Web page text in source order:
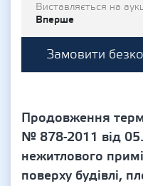
Виставляється на
Вперше
Замовити
Продовження
№ 878-2011 від
нежитлового
поверху будівлі,